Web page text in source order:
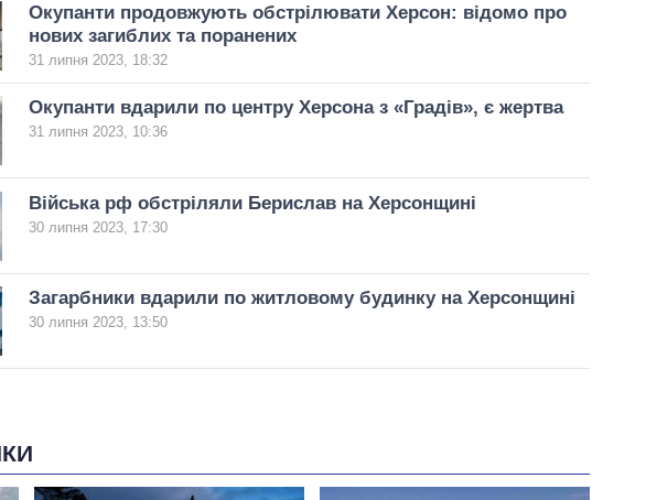
Окупанти продовжують обстрілювати Херсон: відомо про
нових загиблих та поранених
31 липня 2023, 18:32
Окупанти вдарили по центру Херсона з «Градів», є жертва
31 липня 2023, 10:36
Війська рф обстріляли Берислав на Херсонщині
30 липня 2023, 17:30
Загарбники вдарили по житловому будинку на Херсонщині
30 липня 2023, 13:50